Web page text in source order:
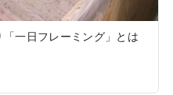
一日フレーミング」とは